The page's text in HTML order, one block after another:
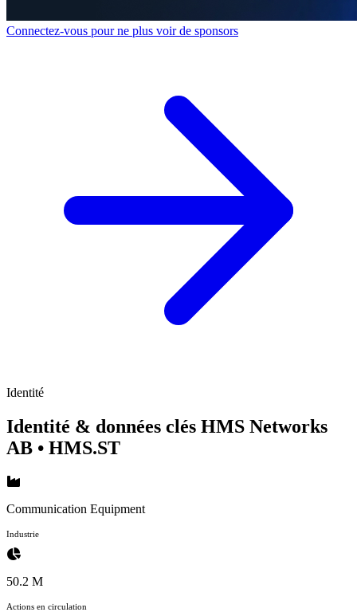
Connectez-vous pour ne plus voir de sponsors
Identité
Identité & données clés HMS Networks
AB • HMS.ST
Communication Equipment
Industrie
50.2 M
Actions en circulation